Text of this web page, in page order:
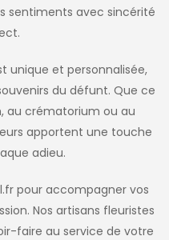
sentiments avec sincérité
unique et personnalisée,
du défunt. Que ce
au crématorium ou au
apportent une touche
adieu.
pour accompagner vos
Nos artisans fleuristes
faire au service de votre